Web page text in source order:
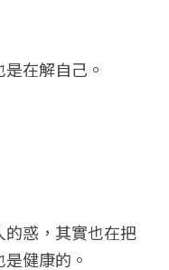
在解自己。
惑，其實也在把
健康的。